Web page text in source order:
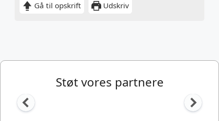
Gå til opskrift Udskriv
Støt vores partnere